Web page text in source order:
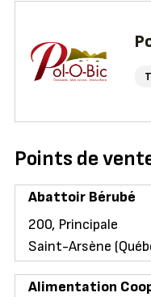
Points de
Abattoir Bérubé
200, Principale
Saint-Arsène
Alimentation